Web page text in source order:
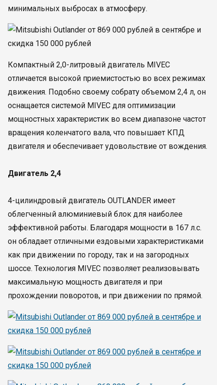
минимальных выбросах в атмосферу.
Компактный 2,0-литровый двигатель MIVEC
отличается высокой приемистостью во всех режимах
движения. Подобно своему собрату объемом 2,4 л, он
оснащается системой MIVEC для оптимизации
мощностных характеристик во всем диапазоне частот
вращения коленчатого вала, что повышает КПД
двигателя и обеспечивает удовольствие от вождения.
Двигатель 2,4
4-цилиндровый двигатель OUTLANDER имеет
облегченный алюминиевый блок для наиболее
эффективной работы. Благодаря мощности в 167 л.с.
он обладает отличными ездовыми характеристиками
как при движении по городу, так и на загородных
шоссе. Технология MIVEC позволяет реализовывать
максимальную мощность двигателя и при
прохождении поворотов, и при движении по прямой.